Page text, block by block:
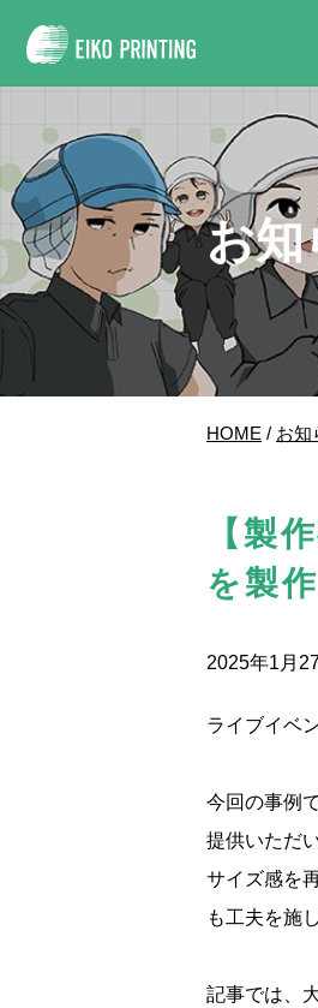
お知
HOME / お知
【製
を製
2025年1月
ライブイベ
今回の事例
提供いただ
サイズ感を
も工夫を施
記事では、